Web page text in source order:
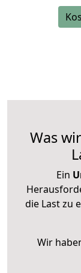
Was
Ein
die Last zu
Wir